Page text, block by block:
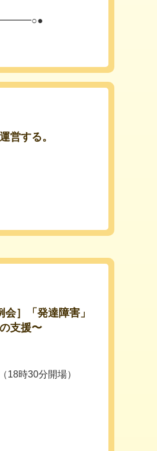
営する。
会］「発達障害」
支援〜
18時30分開場）